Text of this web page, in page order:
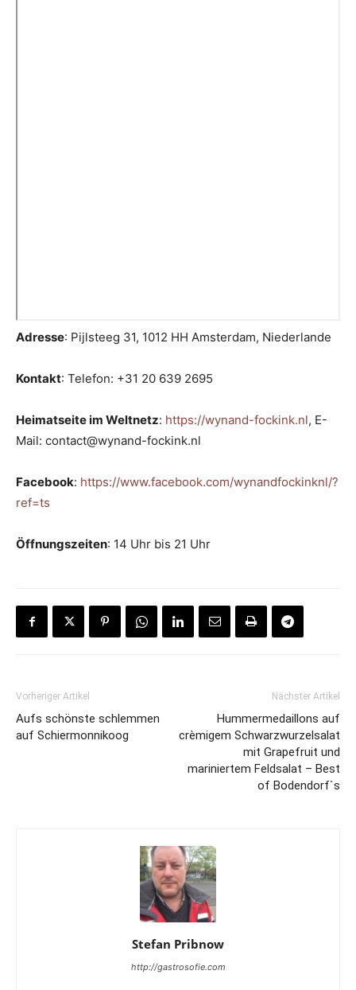
Adresse: Pijlsteeg 31, 1012 HH Amsterdam, Niederlande
Kontakt: Telefon: +31 20 639 2695
Heimatseite im Weltnetz: https://wynand-fockink.nl, E-
Mail: contact@wynand-fockink.nl
Facebook: https://www.facebook.com/wynandfockinknl/?
ref=ts
Öffnungszeiten: 14 Uhr bis 21 Uhr
Vorheriger Artikel
Aufs schönste schlemmen
auf Schiermonnikoog
Nächster Artikel
Hummermedaillons auf
crèmigem Schwarzwurzelsalat
mit Grapefruit und
mariniertem Feldsalat – Best
of Bodendorf`s
Stefan Pribnow
http://gastrosofie.com